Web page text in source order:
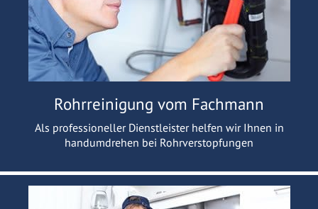
Rohrreinigung vom Fachmann
Als professioneller Dienstleister helfen wir Ihnen in
handumdrehen bei Rohrverstopfungen